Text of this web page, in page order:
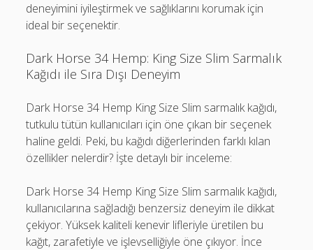
deneyimini iyileştirmek ve sağlıklarını korumak için
ideal bir seçenektir.
Dark Horse 34 Hemp: King Size Slim Sarmalık
Kağıdı ile Sıra Dışı Deneyim
Dark Horse 34 Hemp King Size Slim sarmalık kağıdı,
tutkulu tütün kullanıcıları için öne çıkan bir seçenek
haline geldi. Peki, bu kağıdı diğerlerinden farklı kılan
özellikler nelerdir? İşte detaylı bir inceleme:
Dark Horse 34 Hemp King Size Slim sarmalık kağıdı,
kullanıcılarına sağladığı benzersiz deneyim ile dikkat
çekiyor. Yüksek kaliteli kenevir lifleriyle üretilen bu
kağıt, zarafetiyle ve işlevselliğiyle öne çıkıyor. İnce